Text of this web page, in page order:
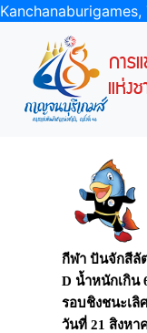
กีฬา ปันจักสีลั
D น้ำหนักเกิน
รอบชิงชนะเ
วันที่ 21 สิงหา